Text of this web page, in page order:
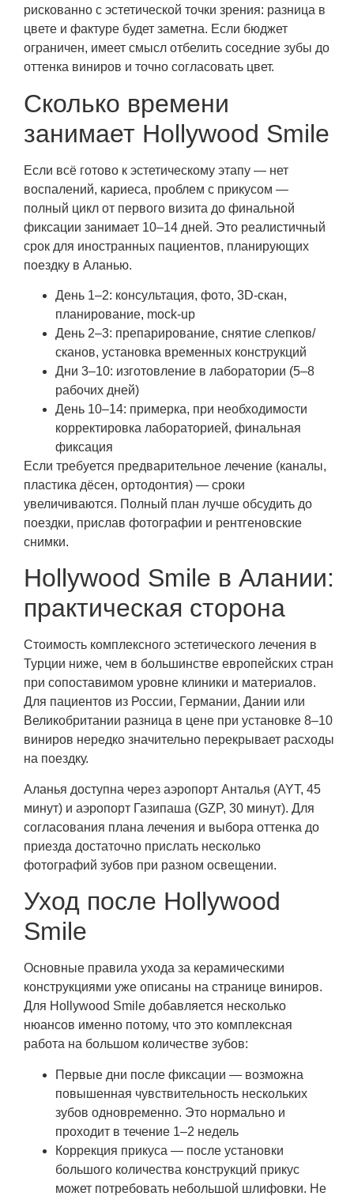
рискованно с эстетической точки зрения: разница в
цвете и фактуре будет заметна. Если бюджет
ограничен, имеет смысл отбелить соседние зубы до
оттенка виниров и точно согласовать цвет.
Сколько времени
занимает Hollywood Smile
Если всё готово к эстетическому этапу — нет
воспалений, кариеса, проблем с прикусом —
полный цикл от первого визита до финальной
фиксации занимает 10–14 дней. Это реалистичный
срок для иностранных пациентов, планирующих
поездку в Аланью.
День 1–2: консультация, фото, 3D-скан,
планирование, mock-up
День 2–3: препарирование, снятие слепков/
сканов, установка временных конструкций
Дни 3–10: изготовление в лаборатории (5–8
рабочих дней)
День 10–14: примерка, при необходимости
корректировка лабораторией, финальная
фиксация
Если требуется предварительное лечение (каналы,
пластика дёсен, ортодонтия) — сроки
увеличиваются. Полный план лучше обсудить до
поездки, прислав фотографии и рентгеновские
снимки.
Hollywood Smile в Алании:
практическая сторона
Стоимость комплексного эстетического лечения в
Турции ниже, чем в большинстве европейских стран
при сопоставимом уровне клиники и материалов.
Для пациентов из России, Германии, Дании или
Великобритании разница в цене при установке 8–10
виниров нередко значительно перекрывает расходы
на поездку.
Аланья доступна через аэропорт Анталья (AYT, 45
минут) и аэропорт Газипаша (GZP, 30 минут). Для
согласования плана лечения и выбора оттенка до
приезда достаточно прислать несколько
фотографий зубов при разном освещении.
Уход после Hollywood
Smile
Основные правила ухода за керамическими
конструкциями уже описаны на странице виниров.
Для Hollywood Smile добавляется несколько
нюансов именно потому, что это комплексная
работа на большом количестве зубов:
Первые дни после фиксации — возможна
повышенная чувствительность нескольких
зубов одновременно. Это нормально и
проходит в течение 1–2 недель
Коррекция прикуса — после установки
большого количества конструкций прикус
может потребовать небольшой шлифовки. Не